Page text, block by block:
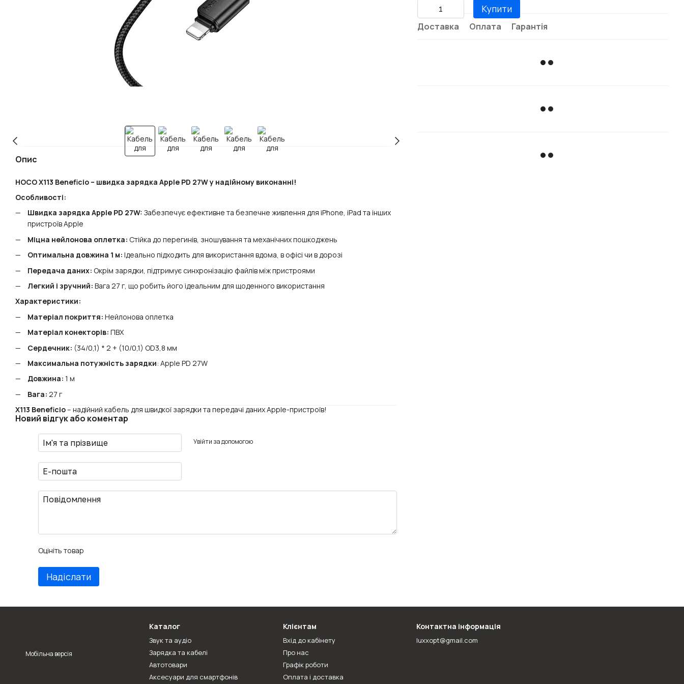
Опис
HOCO X113 Beneficio – швидка зарядка Apple PD 27W у надійному виконанні!
Особливості:
Швидка зарядка Apple PD 27W: Забезпечує ефективне та безпечне живлення для iPhone, iPad та інших
пристроїв Apple
Міцна нейлонова оплетка: Стійка до перегинів, зношування та механічних пошкоджень
Оптимальна довжина 1 м: Ідеально підходить для використання вдома, в офісі чи в дорозі
Передача даних: Окрім зарядки, підтримує синхронізацію файлів між пристроями
Легкий і зручний: Вага 27 г, що робить його ідеальним для щоденного використання
Характеристики:
Матеріал покриття: Нейлонова оплетка
Матеріал конекторів: ПВХ
Сердечник: (34/0,1) * 2 + (10/0,1) OD3,8 мм
Максимальна потужність зарядки: Apple PD 27W
Довжина: 1 м
Вага: 27 г
X113 Beneficio– надійний кабель для швидкої зарядки та передачі даних Apple-пристроїв!
Новий відгук або коментар
Увійти за допомогою
Оцініть товар
Надіслати
Купити
Доставка Оплата Гарантія
Мобільна версія
Каталог
Звук та аудіо
Зарядка та кабелі
Автотовари
Аксесуари для смартфонів
Клієнтам
Вхід до кабінету
Про нас
Графік роботи
Оплата і доставка
Контактна інформація
luxxopt@gmail.com